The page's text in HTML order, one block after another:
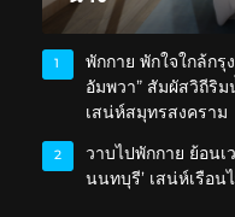
1
พักกาย พักใจใกล้กรุ
อัมพวา” สัมผัสวิถีริ
เสน่ห์สมุทรสงคราม
2
วาบไปพักกาย ย้อน
นนทบุรี’ เสน่ห์เรือ